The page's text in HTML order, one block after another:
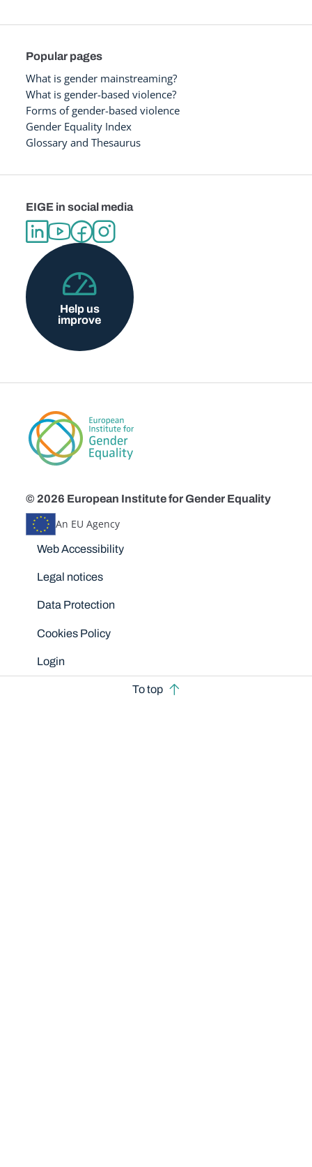
Popular pages
What is gender mainstreaming?
What is gender-based violence?
Forms of gender-based violence
Gender Equality Index
Glossary and Thesaurus
EIGE in social media
Help us
improve
© 2026 European Institute for Gender Equality
An EU Agency
Disclaimers
Web Accessibility
Legal notices
Data Protection
Cookies Policy
Login
To top